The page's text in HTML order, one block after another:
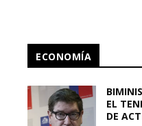
ECONOMÍA
EL
DE